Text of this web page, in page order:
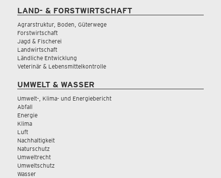
LAND- & FORSTWIRTSCHAFT
Agrarstruktur, Boden, Güterwege
Forstwirtschaft
Jagd & Fischerei
Landwirtschaft
Ländliche Entwicklung
Veterinär & Lebensmittelkontrolle
UMWELT & WASSER
Umwelt-, Klima- und Energiebericht
Abfall
Energie
Klima
Luft
Nachhaltigkeit
Naturschutz
Umweltrecht
Umweltschutz
Wasser